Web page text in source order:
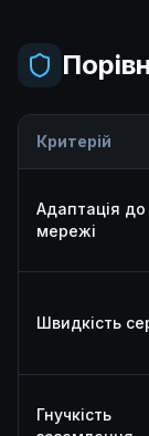
Критерій
Адаптація до
мережі
Швидкість
Гнучкість